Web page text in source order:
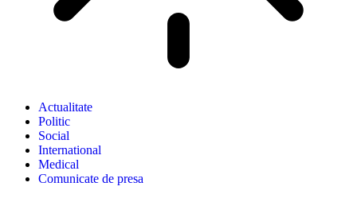
Actualitate
Politic
Social
International
Medical
Comunicate de presa